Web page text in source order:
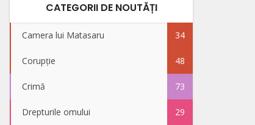
CATEGORII DE NOUTĂȚI
Camera lui Matasaru 34
Corupție 48
Crimă 73
Drepturile omului 29